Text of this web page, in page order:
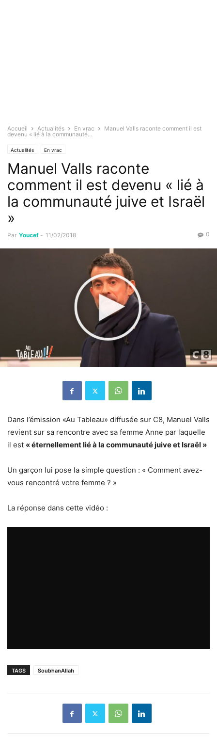
Accueil Actualités En vrac
Manuel Valls raconte comment il est
devenu « lié à la communauté...
Actualités En vrac
Manuel Valls raconte
comment il est devenu « lié à
la communauté juive et Israël
»
Par Youcef - 11/02/2018 0
Dans l’émission «Au Tableau» diffusée sur C8, Manuel Valls
revient sur sa rencontre avec sa femme Anne par laquelle
il est « éternellement lié à la communauté juive et Israël »
Un garçon lui pose la simple question : « Comment avez-
vous rencontré votre femme ? »
La réponse dans cette vidéo :
TAGS SoubhanAllah